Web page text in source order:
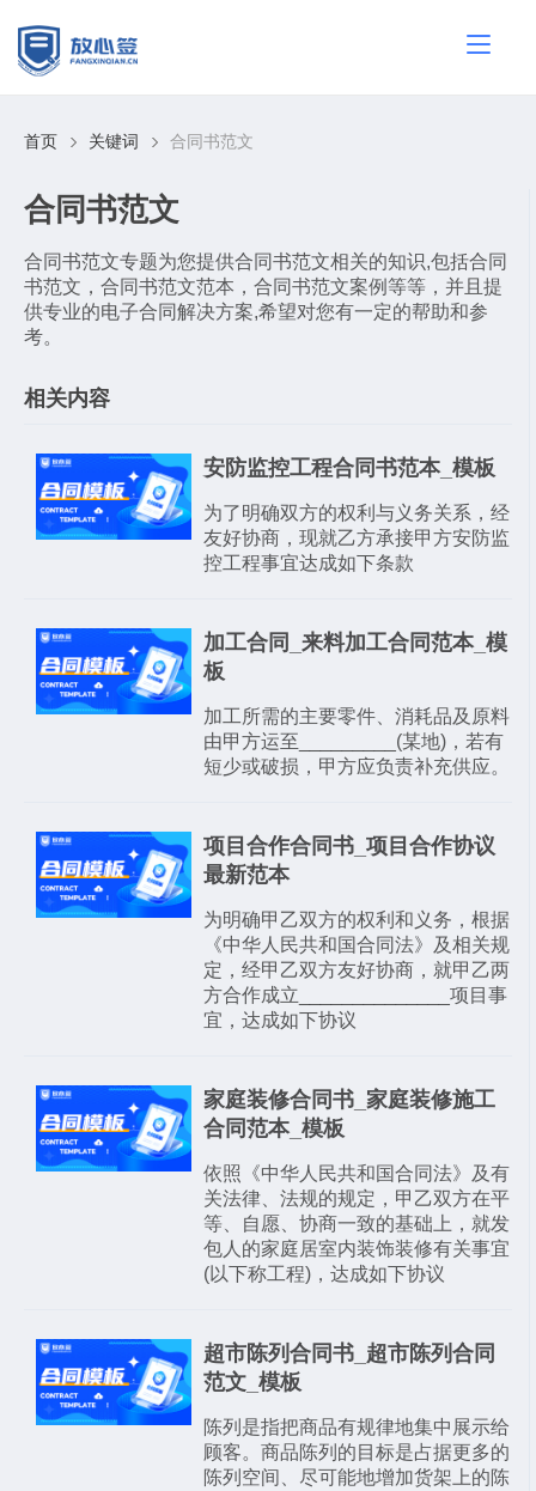
首页 关键词 合同书范文
合同书范文
合同书范文专题为您提供合同书范文相关的知识,包括合同
书范文，合同书范文范本，合同书范文案例等等，并且提
供专业的电子合同解决方案,希望对您有一定的帮助和参
考。
相关内容
安防监控工程合同书范本_模板
为了明确双方的权利与义务关系，经
友好协商，现就乙方承接甲方安防监
控工程事宜达成如下条款
加工合同_来料加工合同范本_模
板
加工所需的主要零件、消耗品及原料
由甲方运至_________(某地)，若有
短少或破损，甲方应负责补充供应。
项目合作合同书_项目合作协议
最新范本
为明确甲乙双方的权利和义务，根据
《中华人民共和国合同法》及相关规
定，经甲乙双方友好协商，就甲乙两
方合作成立______________项目事
宜，达成如下协议
家庭装修合同书_家庭装修施工
合同范本_模板
依照《中华人民共和国合同法》及有
关法律、法规的规定，甲乙双方在平
等、自愿、协商一致的基础上，就发
包人的家庭居室内装饰装修有关事宜
(以下称工程)，达成如下协议
超市陈列合同书_超市陈列合同
范文_模板
陈列是指把商品有规律地集中展示给
顾客。商品陈列的目标是占据更多的
陈列空间、尽可能地增加货架上的陈